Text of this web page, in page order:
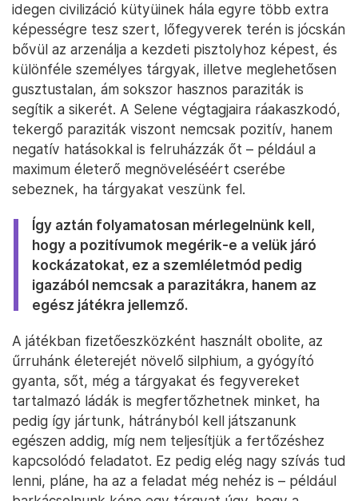
idegen civilizáció kütyüinek hála egyre több extra
képességre tesz szert, lőfegyverek terén is jócskán
bővül az arzenálja a kezdeti pisztolyhoz képest, és
különféle személyes tárgyak, illetve meglehetősen
gusztustalan, ám sokszor hasznos paraziták is
segítik a sikerét. A Selene végtagjaira ráakaszkodó,
tekergő paraziták viszont nemcsak pozitív, hanem
negatív hatásokkal is felruházzák őt – például a
maximum életerő megnöveléséért cserébe
sebeznek, ha tárgyakat veszünk fel.
Így aztán folyamatosan mérlegelnünk kell,
hogy a pozitívumok megérik-e a velük járó
kockázatokat, ez a szemléletmód pedig
igazából nemcsak a parazitákra, hanem az
egész játékra jellemző.
A játékban fizetőeszközként használt obolite, az
űrruhánk életerejét növelő silphium, a gyógyító
gyanta, sőt, még a tárgyakat és fegyvereket
tartalmazó ládák is megfertőzhetnek minket, ha
pedig így jártunk, hátrányból kell játszanunk
egészen addig, míg nem teljesítjük a fertőzéshez
kapcsolódó feladatot. Ez pedig elég nagy szívás tud
lenni, pláne, ha az a feladat még nehéz is – például